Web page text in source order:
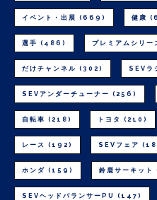
イベント・出展 (669) 健康
選手 (486) プレミアムシリー
だけチャンネル (302) SEVラ
SEVアンダーチューナー (256)
自転車 (218) トヨタ (210)
レース (192) SEVフェア
ホンダ (159) 鈴鹿サーキット
SEVヘッドバランサーPU (147)